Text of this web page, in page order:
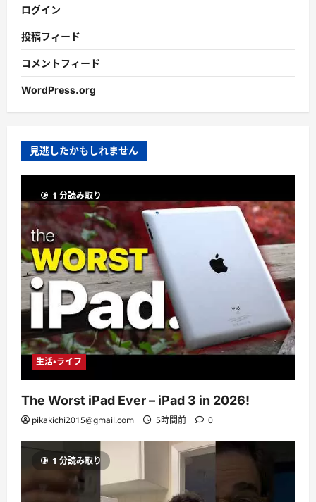
ログイン
投稿フィード
コメントフィード
WordPress.org
見逃したかもしれません
1 分読み取り
生活・ライフ
The Worst iPad Ever – iPad 3 in 2026!
pikakichi2015@gmail.com 5時間前 0
1 分読み取り